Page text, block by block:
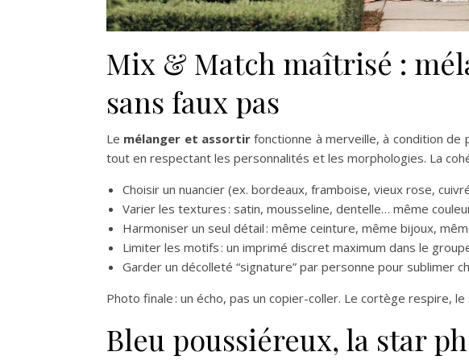
Mix & Match maîtrisé :
sans faux pas
Le mélanger et assortir fonctionne à merveille, à condition de
tout en respectant les personnalités et les morphologies. La
Choisir un nuancier (ex. bordeaux, framboise, vieux rose,
Varier les textures : satin, mousseline, dentelle… même
Harmoniser un seul détail : même ceinture, même bijoux,
Limiter les motifs : un imprimé discret maximum dans le
Garder un décolleté “signature” par personne pour sublimer
Photo finale : un écho, pas un copier-coller. Le cortège respire, le
Bleu poussiéreux, la star